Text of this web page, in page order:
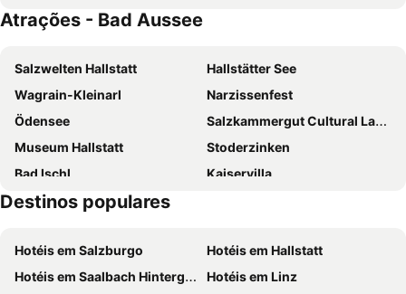
Fenix Hall Boutique Hotel Hallstatt
Hotel Goldenes Schiff
Villa Seilern Vital Resort
Narzissen Vital Resort Bad Aussee
JUFA Hotel Altaussee
Pension Leprich
Seehotel Grüner Baum
Weisses Lamm
Boutiquehotel Strand Hallstatt - Adults only
Hotel Post
Hotel Moserwirt
Haus Lydia
Atrações - Bad Aussee
Salzwelten Hallstatt
Hallstätter See
Wagrain-Kleinarl
Narzissenfest
Ödensee
Salzkammergut Cultural Landscape
Museum Hallstatt
Stoderzinken
Bad Ischl
Kaiservilla
Gassner
Mountain-Gokart
Wurzeralm arena
Destinos populares
Hotéis em Salzburgo
Hotéis em Hallstatt
Hotéis em Saalbach Hinterglemm
Hotéis em Linz